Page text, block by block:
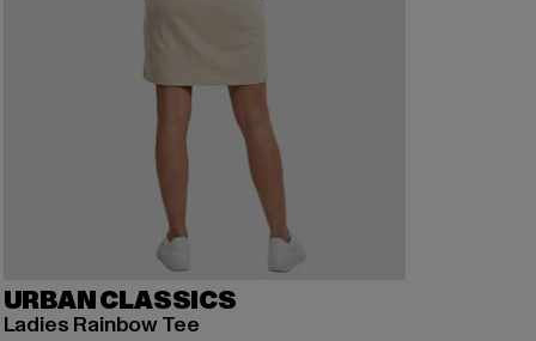
URBAN CLASSICS
Ladies Rainbow Tee